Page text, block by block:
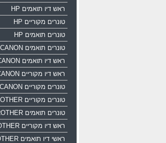
ראש דיו תואמים HP
טונרים מקוריים HP
טונרים תואמים HP
טונרים תואמים CANON
ראש דיו תואמים CANON
ראש דיו מקוריים CANON
טונרים מקוריים CANON
טונרים מקוריים BROTHER
טונרים תואמים BROTHER
ראש דיו מקוריים BROTHER
ראשי דיו תואמים BROTHER